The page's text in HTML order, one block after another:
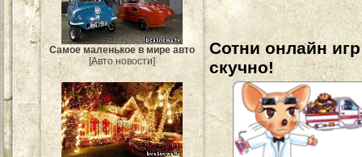
Самое маленькое в мире авто
[Авто новости]
Сотни онлайн
скучно!